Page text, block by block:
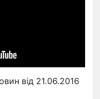
від 21.06.2016